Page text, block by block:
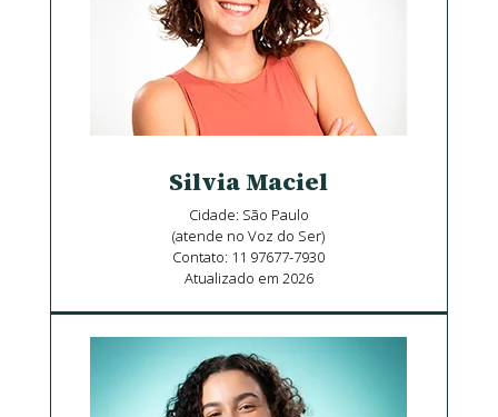
Silvia Maciel
Cidade: São Paulo
(atende no Voz do Ser)
Contato: 11 97677-7930
Atualizado em 2026